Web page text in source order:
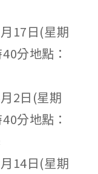
17日(星期
分地點：
2日(星期
分地點：
14日(星期